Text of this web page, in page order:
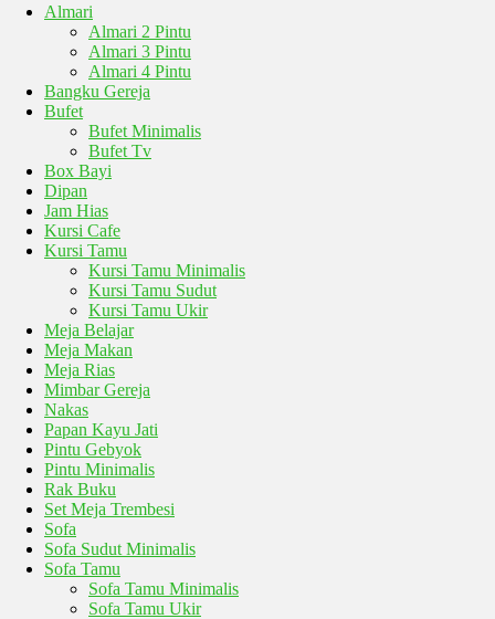
Almari
Almari 2 Pintu
Almari 3 Pintu
Almari 4 Pintu
Bangku Gereja
Bufet
Bufet Minimalis
Bufet Tv
Box Bayi
Dipan
Jam Hias
Kursi Cafe
Kursi Tamu
Kursi Tamu Minimalis
Kursi Tamu Sudut
Kursi Tamu Ukir
Meja Belajar
Meja Makan
Meja Rias
Mimbar Gereja
Nakas
Papan Kayu Jati
Pintu Gebyok
Pintu Minimalis
Rak Buku
Set Meja Trembesi
Sofa
Sofa Sudut Minimalis
Sofa Tamu
Sofa Tamu Minimalis
Sofa Tamu Ukir